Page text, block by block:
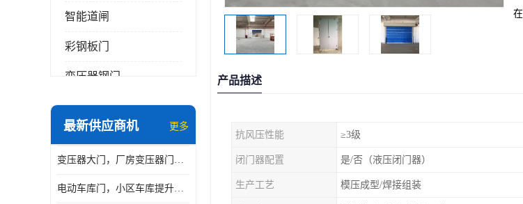
智能道闸
彩钢板门
变压器钢门
非标门
抗爆门
快速门
最新供应商机 更多
变压器大门，厂房变压器门，配电所钢大门，变压器室钢大门
电动车库门，小区车库提升门，安徽提升门厂家，工业滑升门
产品描述
抗风压性能 ≥3级
闭门器配置 是/否（液压闭门器）
生产工艺 模压成型/焊接组装